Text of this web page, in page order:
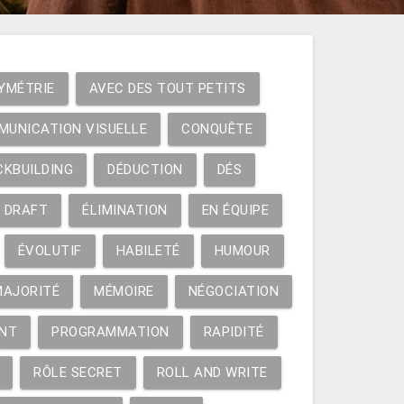
AVEC DES TOUT PETITS
VISUELLE CONQUÊTE
DÉDUCTION DÉS
DRAFT ÉLIMINATION EN ÉQUIPE
ÉVOLUTIF HABILETÉ HUMOUR
MÉMOIRE NÉGOCIATION
PROGRAMMATION RAPIDITÉ
RÔLE SECRET ROLL AND WRITE